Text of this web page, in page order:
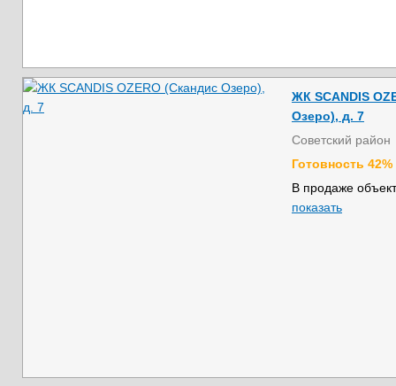
ЖК SCANDIS
Озеро), д. 7
Советский район
Готовность 42%
В продаже
показать